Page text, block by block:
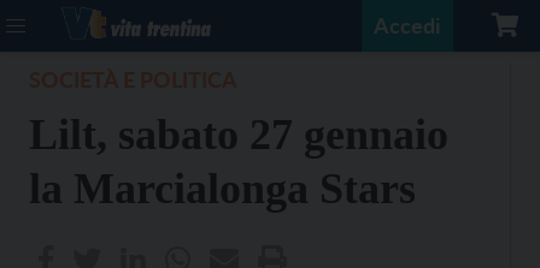
Accedi
Lilt, sabato 27 gennaio
la Marcialonga Stars